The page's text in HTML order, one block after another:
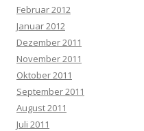
Februar 2012
Januar 2012
Dezember 2011
November 2011
Oktober 2011
September 2011
August 2011
Juli 2011